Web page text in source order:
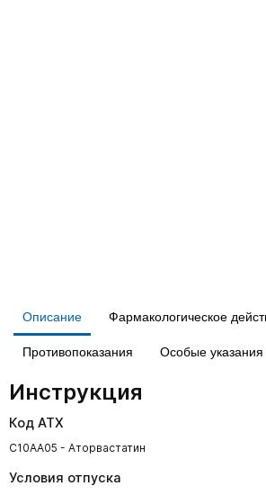
Описание Фармакологическое
Противопоказания Особые указания
Инструкция
Код АТХ
C10AA05 - Аторвастатин
Условия отпуска